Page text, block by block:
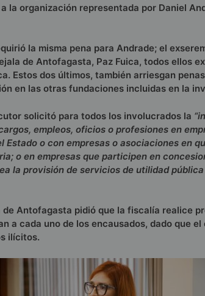
la organización representada por Daniel
la misma pena para Andrade; el
de Antofagasta, Paz Fuica, todos ellos
Estos dos últimos, también arriesgan
en las otras fundaciones incluidas en la
solicitó para todos los involucrados la
empleos, oficios o profesiones en
Estado o con empresas o asociaciones en
o en empresas que participen en
la provisión de servicios de utilidad pública
de Antofagasta pidió que la fiscalía realice
a cada uno de los encausados, dado que
ilícitos.